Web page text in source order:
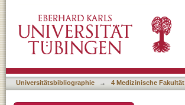
pain in a rat model
Universitätsbibliographie → 4 Medizinische Fakultät